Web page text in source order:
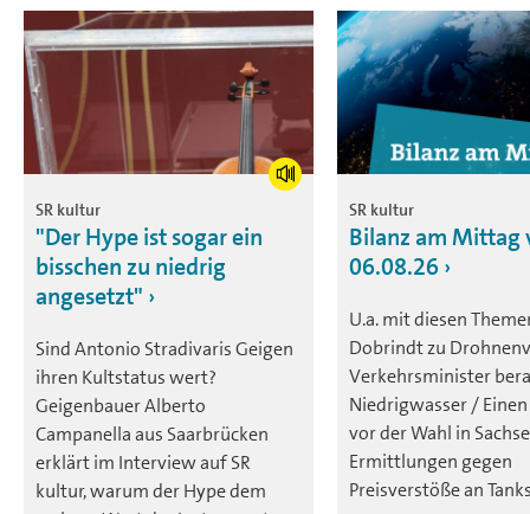
SR kultur
"Der Hype ist sogar ein
bisschen zu niedrig
angesetzt"
Sind Antonio Stradivaris Geigen
ihren Kultstatus wert?
Geigenbauer Alberto
Campanella aus Saarbrücken
erklärt im Interview auf SR
kultur, warum der Hype dem
SR kultur
Bilanz am Mittag
06.08.26
U.a. mit diesen
Dobrindt zu
Verkehrsminister
Niedrigwasser /
vor der Wahl in
Ermittlungen gegen
Preisverstöße an